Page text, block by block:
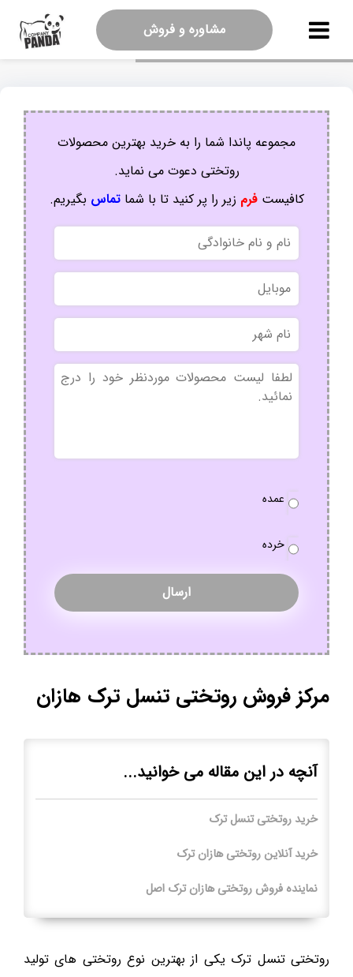
مشاوره و فروش
مجموعه پاندا شما را به خرید بهترین محصولات
روتختی دعوت می نماید.
کافیستفرم زیر را پر کنید تا با شماتماس بگیریم.
نام
و
نام
خانوادگی
موبایل
نام
شهر
بدون
عنوان
سفارش
عمده
خرده
مرکز فروش روتختی تنسل ترک هازان
آنچه در این مقاله می خوانید...
خرید روتختی تنسل ترک
خرید آنلاین روتختی هازان ترک
نماینده فروش روتختی هازان ترک اصل
روتختی تنسل ترک یکی از بهترین نوع روتختی های تولید